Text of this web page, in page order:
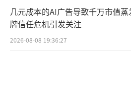
几元成本的AI广告导致千万市值蒸
牌信任危机引发关注
2026-08-08 19:36:27